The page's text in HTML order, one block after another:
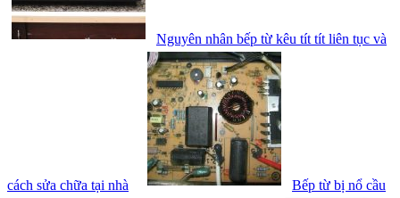
Nguyên nhân bếp từ kêu tít tít liên tục và
cách sửa chữa tại nhà Bếp từ bị nổ cầu